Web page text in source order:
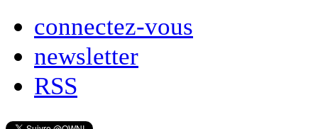
connectez-vous
newsletter
RSS